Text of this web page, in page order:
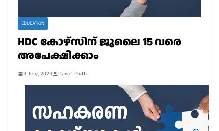
EDUCATION
HDC കോഴ്സിന് ജൂലൈ 15 വരെ
അപേക്ഷിക്കാം
3 July, 2023 Raouf Elettil